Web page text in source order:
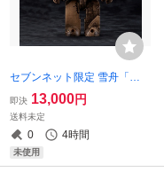
セブンネット限定 雪舟「秋
冬山水図（冬景図）」 400%
ベアブリック/未使用
即決 13,000円
送料未定
0 4時間
未使用